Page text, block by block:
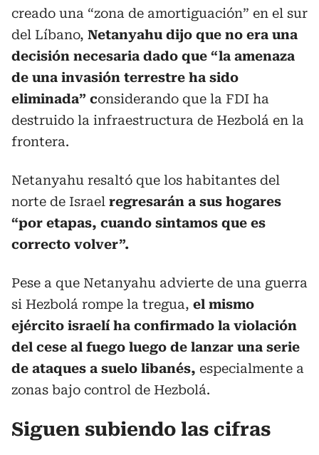
creado una “zona de amortiguación” en el sur
del Líbano, Netanyahu dijo que no era una
decisión necesaria dado que “la amenaza
de una invasión terrestre ha sido
eliminada” considerando que la FDI ha
destruido la infraestructura de Hezbolá en la
frontera.
Netanyahu resaltó que los habitantes del
norte de Israel regresarán a sus hogares
“por etapas, cuando sintamos que es
correcto volver”.
Pese a que Netanyahu advierte de una guerra
si Hezbolá rompe la tregua, el mismo
ejército israelí ha confirmado la violación
del cese al fuego luego de lanzar una serie
de ataques a suelo libanés, especialmente a
zonas bajo control de Hezbolá.
Siguen subiendo las cifras